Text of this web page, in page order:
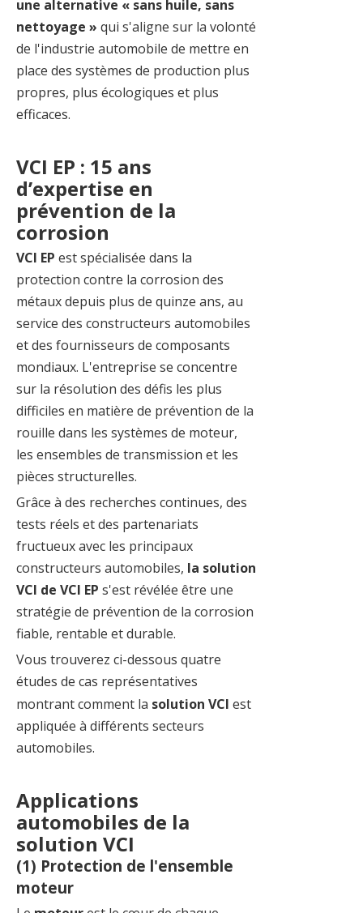
une alternative « sans huile, sans
nettoyage » qui s'aligne sur la volonté
de l'industrie automobile de mettre en
place des systèmes de production plus
propres, plus écologiques et plus
efficaces.
VCI EP : 15 ans
d’expertise en
prévention de la
corrosion
VCI EP est spécialisée dans la
protection contre la corrosion des
métaux depuis plus de quinze ans, au
service des constructeurs automobiles
et des fournisseurs de composants
mondiaux. L'entreprise se concentre
sur la résolution des défis les plus
difficiles en matière de prévention de la
rouille dans les systèmes de moteur,
les ensembles de transmission et les
pièces structurelles.
Grâce à des recherches continues, des
tests réels et des partenariats
fructueux avec les principaux
constructeurs automobiles, la solution
VCI de VCI EP s'est révélée être une
stratégie de prévention de la corrosion
fiable, rentable et durable.
Vous trouverez ci-dessous quatre
études de cas représentatives
montrant comment la solution VCI est
appliquée à différents secteurs
automobiles.
Applications
automobiles de la
solution VCI
(1) Protection de l'ensemble
moteur